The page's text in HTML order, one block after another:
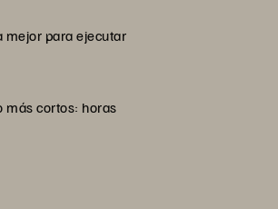
mejor para ejecutar
más cortos: horas